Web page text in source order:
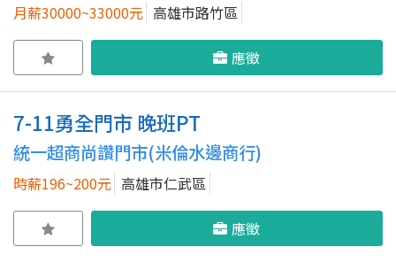
月薪30000~33000元 高雄市路竹區
應徵
7-11勇全門市 晚班PT
統一超商尚讚門市(米倫水邊商行)
時薪196~200元 高雄市仁武區
應徵